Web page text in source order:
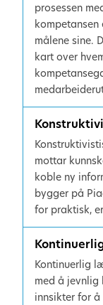
prosessen
målene sine.
kart over
mottar
koble ny
bygger på
for praktisk,
Kontinuerlig
med å jevnlig
innsikter for